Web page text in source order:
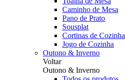
Caminho de Mesa
Pano de Prato
Sousplat
Cortinas de Cozinha
Jogo de Cozinha
Outono & Inverno
Voltar
Outono & Inverno